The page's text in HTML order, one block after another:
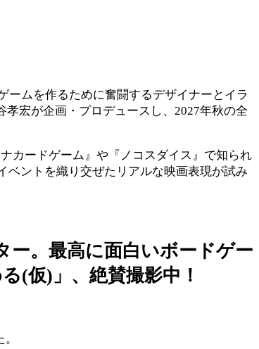
ムを作るために奮闘するデザイナーとイラ
宏が企画・プロデュースし、2027年秋の全
カードゲーム』や『ノコスダイス』で知られ
ベントを織り交ぜたリアルな映画表現が試み
。最高に面白いボードゲー
(仮)」、絶賛撮影中！